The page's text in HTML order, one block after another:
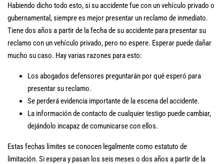
Habiendo dicho todo esto, si su accidente fue con un vehículo privado o
gubernamental, siempre es mejor presentar un reclamo de inmediato.
Tiene dos años a partir de la fecha de su accidente para presentar su
reclamo con un vehículo privado, pero no espere. Esperar puede dañar
mucho su caso. Hay varias razones para esto:
Los abogados defensores preguntarán por qué esperó para
presentar su reclamo.
Se perderá evidencia importante de la escena del accidente.
La información de contacto de cualquier testigo puede cambiar,
dejándolo incapaz de comunicarse con ellos.
Estas fechas límites se conocen legalmente como estatuto de
limitación. Si espera y pasan los seis meses o dos años a partir de la